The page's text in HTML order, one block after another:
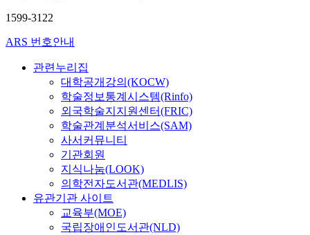
1599-3122
ARS 번호안내
관련누리집
대학공개강의(KOCW)
학술정보통계시스템(Rinfo)
외국학술지지원센터(FRIC)
학술관계분석서비스(SAM)
사서커뮤니티
기관회원
지식나눔(LOOK)
의학전자도서관(MEDLIS)
유관기관 사이트
교육부(MOE)
국립장애인도서관(NLD)